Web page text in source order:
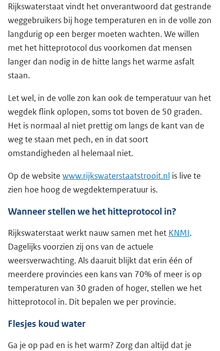
Rijkswaterstaat vindt het onverantwoord dat gestrande
weggebruikers bij hoge temperaturen en in de volle zon
langdurig op een berger moeten wachten. We willen
met het hitteprotocol dus voorkomen dat mensen
langer dan nodig in de hitte langs het warme asfalt
staan.
Let wel, in de volle zon kan ook de temperatuur van het
wegdek flink oplopen, soms tot boven de 50 graden.
Het is normaal al niet prettig om langs de kant van de
weg te staan met pech, en in dat soort
omstandigheden al helemaal niet.
Op de website www.rijkswaterstaatstrooit.nl is live te
zien hoe hoog de wegdektemperatuur is.
Wanneer stellen we het hitteprotocol in?
Rijkswaterstaat werkt nauw samen met het KNMI.
Dagelijks voorzien zij ons van de actuele
weersverwachting. Als daaruit blijkt dat erin één of
meerdere provincies een kans van 70% of meer is op
temperaturen van 30 graden of hoger, stellen we het
hitteprotocol in. Dit bepalen we per provincie.
Flesjes koud water
Ga je op pad en is het warm? Zorg dan altijd dat je